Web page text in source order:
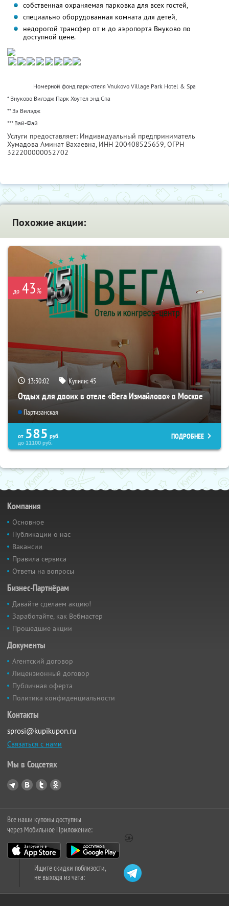
собственная охраняемая парковка для всех гостей,
специально оборудованная комната для детей,
недорогой трансфер от и до аэропорта Внуково по
доступной цене.
Номерной фонд парк-отеля Vnukovo Village Park Hotel & Spa
* Внуково Вилэдж Парк Хоутел энд Спа
** Зэ Вилэдж
*** Вай-Фай
Услуги предоставляет: Индивидуальный предприниматель
Хумадова Аминат Вахаевна, ИНН 200408525659, ОГРН
322200000052702
Похожие акции:
до 43%
13:30:02 Купили:45
Отдых для двоих в отеле «Вега Измайлово» в Москве
Партизанская
от 585 руб.
до11100руб.
ПОДРОБНЕЕ
Компания
Основное
Публикации о нас
Вакансии
Правила сервиса
Ответы на вопросы
Бизнес-Партнёрам
Давайте сделаем акцию!
Заработайте, как Вебмастер
Прошедшие акции
Документы
Агентский договор
Лицензионный договор
Публичная оферта
Политика конфиденциальности
Контакты
sprosi@kupikupon.ru
Связаться с нами
Мы в Соцсетях
Все наши купоны доступны
через Мобильное Приложение:
Ищите скидки поблизости,
не выходя из чата: